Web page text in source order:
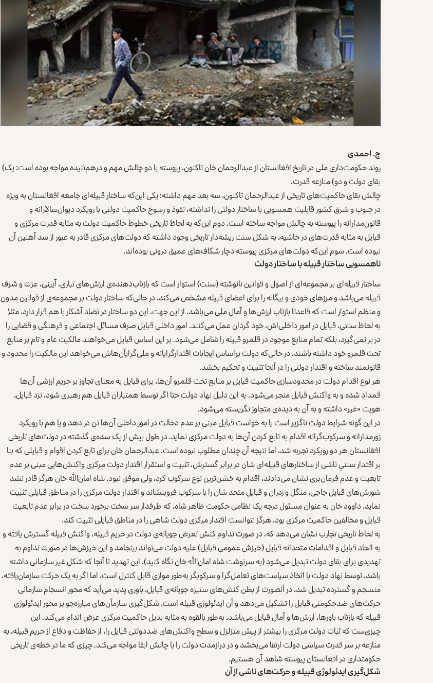
ج. احمدی
روند حکومت‌داری ملی در تاریخ افغانستان از عبدالرحمان خان تاکنون، پیوسته با دو چالش مهم و درهم‌تنیده مواجه بوده است: یک)
بقای دولت و دو) منازعه قدرت.
چالش بقای حاکمیت‌های تاریخی از عبدالرحمان تاکنون، سه بعد مهم داشته؛ یکی این‌که ساختار قبیله‌ای جامعه افغانستان به ویژه
در جنوب و شرق کشور قابلیت همسویی با ساختار دولتی را نداشته، نفوذ و رسوخ حاکمیت دولتی با رویکرد دیوان‌سالارانه و
قانون‌مدارانه را پیوسته به چالش مواجه ساخته است. دوم این‌که به لحاظ تاریخی خطوط حاکمیت دولت به مثابه قدرت مرکزی و
قبایل به مثابه قدرت‌های در حاشیه، به شکل سنت ریشه‌دار تاریخی وجود داشته که دولت‌های مرکزی قادر به عبور از سد آهنین آن
نبوده است. سوم این‌که دولت‌های مرکزی پیوسته دچار شکاف‌های عمیق درونی بوده‌اند.
ناهمسویی ساختار قبیله با ساختار دولت
ساختار قبیله‌ای بر مجموعه‌ای از اصول و قوانین نانوشته‌ (سنت) استوار است که بازتاب‌دهنده‌ی ارزش‌های تباری، آیینی، عزت و شرف
قبیله می‌باشد و مرزهای خودی و بیگانه را برای اعضای قبیله مشخص می‌کند. در حالی‌که ساختار دولت بر مجموعه‌ی از قوانین مدون
و منظم استوار است که قاعدتا بازتاب ارزش‌ها و آمال ملی می‌باشد. از این جهت، این دو ساختار در تضاد آشکار با هم قرار دارد. مثلا
به لحاظ سنتی، قبایل در امور داخلی‌اش، خود گردان عمل می‌کنند. امور داخلی قبایل صرف مسائل اجتماعی و فرهنگی و قضایی را
در بر نمی‌گیرد، بلکه تمام منابع موجود در قلمرو قبیله را شامل می‌شود. بر این اساس قبایل می‌خواهند مالکیت عام و تام بر منابع
تحت قلمرو خود داشته باشند. در حالی‌که دولت براساس ایجابات اقتدارگرایانه و ملی‌گرایآن‌هاش می‌خواهد این مالکیت را محدود و
قانونمند ساخته و اقتدار دولتی را در آنجا تثبیت و تحکیم بخشد.
هر نوع اقدام دولت در محدودسازی حاکمیت قبایل بر منابع تحت قلمرو آن‌ها، برای قبایل به معنای تجاوز بر حریم ارزشی آن‌ها
قمداد شده و به واکنش قبایل منجر می‌شود. به این دلیل نهاد دولت حتا اگر توسط همتباران قبایل هم رهبری شود، نزد قبایل،
هویت «غیر» داشته و به آن به دیده‌ی متجاوز نگریسته می‌شود.
در این گونه شرایط دولت ناگزیر است یا به خواست قبایل مبنی بر عدم دخالت در امور داخلی آن‌ها تن در دهد و یا هم با رویکرد
زورمدارانه و سرکوب‌گرانه اقدام به تابع کردن آن‌ها به دولت مرکزی نماید. در طول بیش از یک سده‌ی گذشته در دولت‌های تاریخی
افغانستان هر دو رویکرد تجربه شد، اما نتیجه آن چندان مطلوب نبوده است. عبدالرحمان خان برای تابع کردن اقوام و قبایلی که بنا
بر اقتدار سنتیِ ناشی از ساختارهای قبیله‌ای شان در برابر گسترش، تثبیت و استقرار اقتدار دولت مرکزی واکنش‌هایی مبنی بر عدم
تابعیت و عدم فرمان‌بری نشان می‌دادند، اقدام به خشن‌ترین نوع سرکوب کرد، ولی موفق نبود. شاه امان‌الله خان هرگز قادر نشد
شورش‌های قبایل جاجی، منگل و زدران و قبایل متحد شان را با سرکوب فروبنشاند و اقتدار دولت مرکزی را در مناطق قبایلی تثبیت
نماید. داوود خان به عنوان مسئول درجه یک نظامی حکومت ظاهر شاه، که طرفدار سر سخت برخورد سخت در برابر عدم تابعیت
قبایل و مخالفین حاکمیت مرکزی بود، هرگز نتوانست اقتدار مرکزی دولت شاهی را در مناطق قبایلی تثبیت کند.
به لحاظ تاریخی تجارب نشان می‌دهد که، در صورت تداوم کنش تعرض جویانه‌ی دولت در حریم قبیله، واکنش قبیله گسترش یافته و
به اتحاد قبایل و اقدامات متحدانه قبایل (خیزش عمومی قبایل) علیه دولت می‌تواند بینجامد و این خیزش‌ها در صورت تداوم به
تهدیدی برای بقای دولت تبدیل می‌شود (به سرنوشت شاه امان‌الله خان نگاه کنید). این تهدید تا آنجا که شکل غیر سازمانی داشته
باشد، توسط نهاد دولت با اتخاذ سیاست‌های تعامل‌گرا و سرکوبگر به‌طور موازی قابل کنترل است، اما اگر به یک حرکت سازمان‌یافته،
منسجم و گسترده تبدیل شد، در آنصورت از بطن کنش‌های ستیزه جویانه‌ی قبایل، باوری پدید می‌‎آید که محور انسجام سازمانی
حرکت‌های ضدحکومتی قبایل را تشکیل می‌دهد و آن ایدئولوژی قبیله است. شکل‌گیری سازمآن‌های مبارزه‌جو بر محور ایدئولوژی
قبیله که بازتاب باورها، ارزش‌ها و آمال قبایل می‌باشد، به‌طور بالقوه به مثابه بدیل حاکمیت مرکزی عرض اندام می‌کند. این
چیزی‌ست که ثبات دولت مرکزی را بیشتر از پیش متزلزل و سطح واکنش‌های ضددولتی قبایل را، از حفاظت و دفاع از حریم قبیله، به
منازعه بر سر قدرت سیاسی دولت ارتقا می‌بخشد و در درازمدت دولت را با چالش ابقا مواجه می‌کند. چیزی که ما در خطه‌ی تاریخی
حکومتداری در افغانستان پیوسته شاهد آن هستیم.
شکل‌گیری ایدئولوژی قبیله و حرکت‌های ناشی از آن